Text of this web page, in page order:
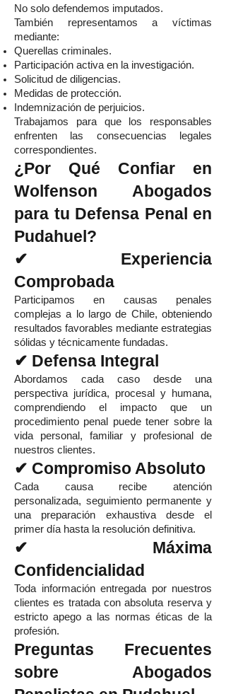
No solo defendemos imputados.
También representamos a víctimas
mediante:
Querellas criminales.
Participación activa en la investigación.
Solicitud de diligencias.
Medidas de protección.
Indemnización de perjuicios.
Trabajamos para que los responsables
enfrenten las consecuencias legales
correspondientes.
¿Por Qué Confiar en
Wolfenson Abogados
para tu Defensa Penal en
Pudahuel?
✔ Experiencia
Comprobada
Participamos en causas penales
complejas a lo largo de Chile, obteniendo
resultados favorables mediante estrategias
sólidas y técnicamente fundadas.
✔ Defensa Integral
Abordamos cada caso desde una
perspectiva jurídica, procesal y humana,
comprendiendo el impacto que un
procedimiento penal puede tener sobre la
vida personal, familiar y profesional de
nuestros clientes.
✔ Compromiso Absoluto
Cada causa recibe atención
personalizada, seguimiento permanente y
una preparación exhaustiva desde el
primer día hasta la resolución definitiva.
✔ Máxima
Confidencialidad
Toda información entregada por nuestros
clientes es tratada con absoluta reserva y
estricto apego a las normas éticas de la
profesión.
Preguntas Frecuentes
sobre Abogados